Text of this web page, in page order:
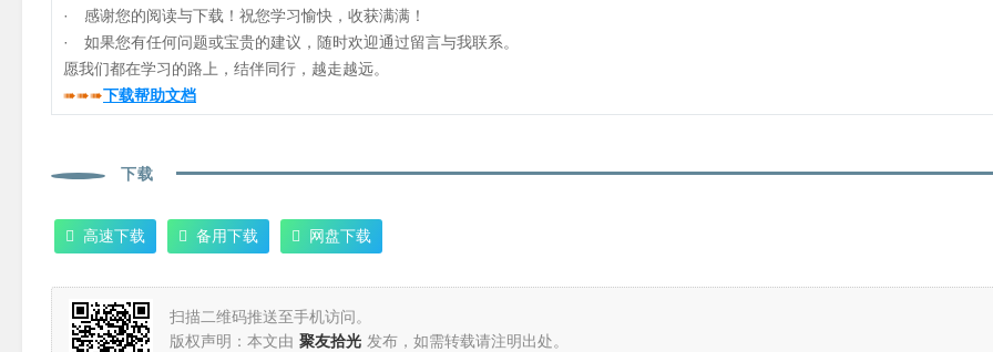
· 感谢您的阅读与下载！祝您学习愉快，收获满满！
· 如果您有任何问题或宝贵的建议，随时欢迎通过留言与我联系。
愿我们都在学习的路上，结伴同行，越走越远。
➠➠➠下载帮助文档
下载
高速下载 备用下载 网盘下载
扫描二维码推送至手机访问。
版权声明：本文由 聚友拾光 发布，如需转载请注明出处。